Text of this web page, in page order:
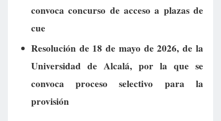
convoca concurso de acceso a plazas de
cue
Resolución de 18 de mayo de 2026, de la
Universidad de Alcalá, por la que se
convoca proceso selectivo para la
provisión